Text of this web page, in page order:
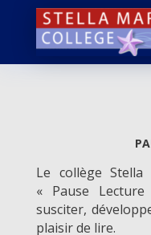
Le collège
« Pause
susciter,
plaisir de lire.